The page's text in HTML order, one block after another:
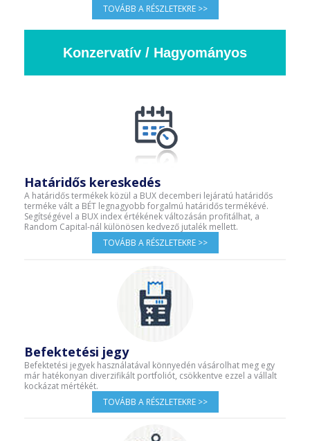
TOVÁBB A RÉSZLETEKRE >>
Konzervatív / Hagyományos
Határidős kereskedés
A határidős termékek közül a BUX decemberi lejáratú határidős
terméke vált a BÉT legnagyobb forgalmú határidős termékévé.
Segítségével a BUX index értékének változásán profitálhat, a
Random Capital-nál különösen kedvező jutalék mellett.
TOVÁBB A RÉSZLETEKRE >>
Befektetési jegy
Befektetési jegyek használatával könnyedén vásárolhat meg egy
már hatékonyan diverzifikált portfoliót, csökkentve ezzel a vállalt
kockázat mértékét.
TOVÁBB A RÉSZLETEKRE >>